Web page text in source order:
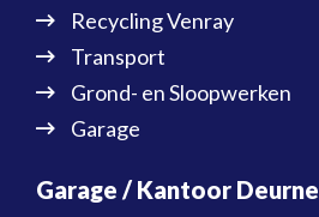
Recycling Venray
Transport
Grond- en Sloopwerken
Garage
Garage / Kantoor Deurne